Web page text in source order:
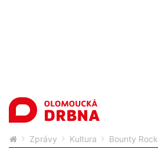
Zprávy Kultura Bounty